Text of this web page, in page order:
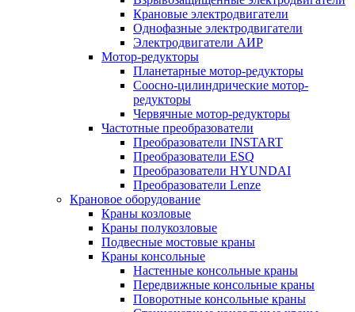
Крановые электродвигатели
Однофазные электродвигатели
Электродвигатели АИР
Мотор-редукторы
Планетарные мотор-редукторы
Соосно-цилиндрические мотор-
редукторы
Червячные мотор-редукторы
Частотные преобразователи
Преобразователи INSTART
Преобразователи ESQ
Преобразователи HYUNDAI
Преобразователи Lenze
Крановое оборудование
Краны козловые
Краны полукозловые
Подвесные мостовые краны
Краны консольные
Настенные консольные краны
Передвижные консольные краны
Поворотные консольные краны